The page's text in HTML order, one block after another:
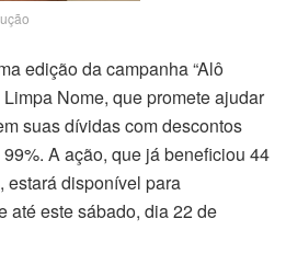
edição da campanha “Alô
Nome, que promete ajudar
suas dívidas com descontos
A ação, que já beneficiou 44
estará disponível para
até este sábado, dia 22 de